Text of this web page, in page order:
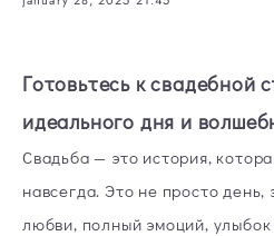
Готовьтесь к свадебной
идеального дня и
Свадьба — это история,
навсегда. Это не просто день,
любви, полный эмоций,